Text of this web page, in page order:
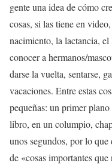
gente una idea de cómo
cosas, si las tiene en
nacimiento, la lactancia,
conocer a hermanos/
darse la vuelta, sentarse,
vacaciones. Entre estas
pequeñas: un primer
libro, en un columpio,
unos segundos, por lo
de «cosas importantes